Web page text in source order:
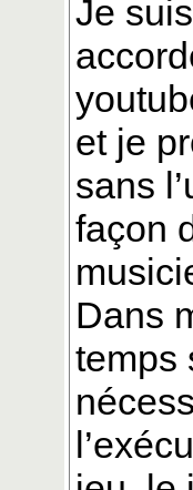
Je
et je
sans
façon
Dans
temps